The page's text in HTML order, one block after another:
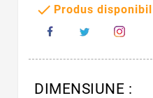
 Produs disponibil
DIMENSIUNE :